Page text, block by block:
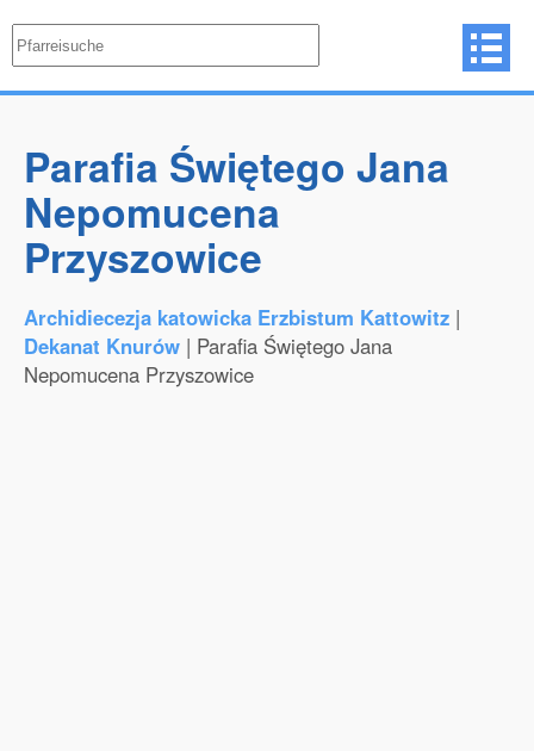
Parafia Świętego Jana
Nepomucena
Przyszowice
Archidiecezja katowicka Erzbistum Kattowitz |
Dekanat Knurów | Parafia Świętego Jana
Nepomucena Przyszowice